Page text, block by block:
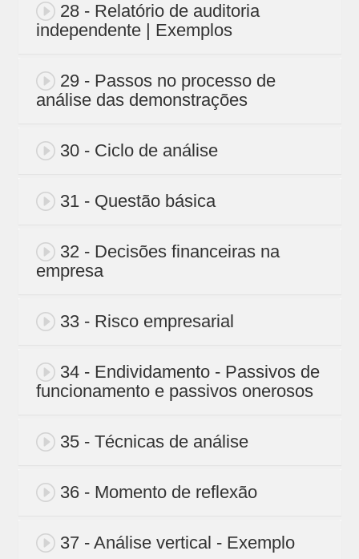
28 - Relatório de auditoria
independente | Exemplos
29 - Passos no processo de
análise das demonstrações
30 - Ciclo de análise
31 - Questão básica
32 - Decisões financeiras na
empresa
33 - Risco empresarial
34 - Endividamento - Passivos de
funcionamento e passivos onerosos
35 - Técnicas de análise
36 - Momento de reflexão
37 - Análise vertical - Exemplo